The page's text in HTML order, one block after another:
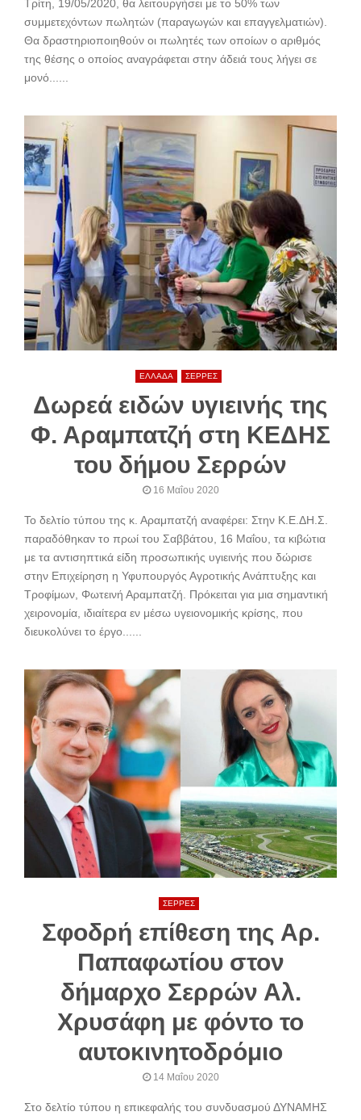
Τρίτη, 19/05/2020, θα λειτουργήσει με το 50% των
συμμετεχόντων πωλητών (παραγωγών και επαγγελματιών).
Θα δραστηριοποιηθούν οι πωλητές των οποίων ο αριθμός
της θέσης ο οποίος αναγράφεται στην άδειά τους λήγει σε
μονό......
ΕΛΛΑΔΑ ΣΕΡΡΕΣ
Δωρεά ειδών υγιεινής της
Φ. Αραμπατζή στη ΚΕΔΗΣ
του δήμου Σερρών
16 Μαΐου 2020
Το δελτίο τύπου της κ. Αραμπατζή αναφέρει: Στην Κ.Ε.ΔΗ.Σ.
παραδόθηκαν το πρωί του Σαββάτου, 16 Μαΐου, τα κιβώτια
με τα αντισηπτικά είδη προσωπικής υγιεινής που δώρισε
στην Επιχείρηση η Υφυπουργός Αγροτικής Ανάπτυξης και
Τροφίμων, Φωτεινή Αραμπατζή. Πρόκειται για μια σημαντική
χειρονομία, ιδιαίτερα εν μέσω υγειονομικής κρίσης, που
διευκολύνει το έργο......
ΣΕΡΡΕΣ
Σφοδρή επίθεση της Αρ.
Παπαφωτίου στον
δήμαρχο Σερρών Αλ.
Χρυσάφη με φόντο το
αυτοκινητοδρόμιο
14 Μαΐου 2020
Στο δελτίο τύπου η επικεφαλής του συνδυασμού ΔΥΝΑΜΗΣ